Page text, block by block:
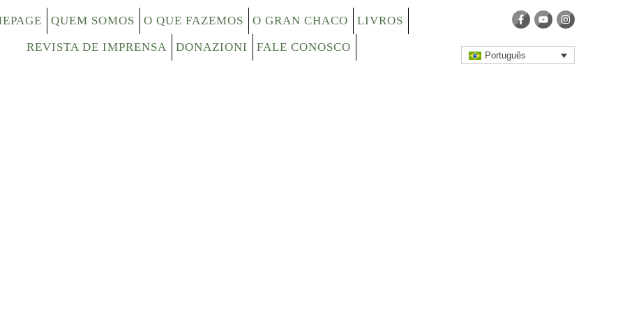
QUEM SOMOS O QUE FAZEMOS O GRAN CHACO
LIVROS
REVISTA DE IMPRENSA
DONAZIONI FALE CONOSCO
Português